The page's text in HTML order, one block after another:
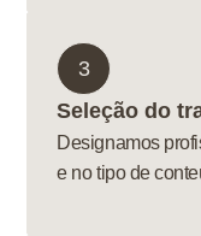
3
Seleção do
Designamos
e no tipo de